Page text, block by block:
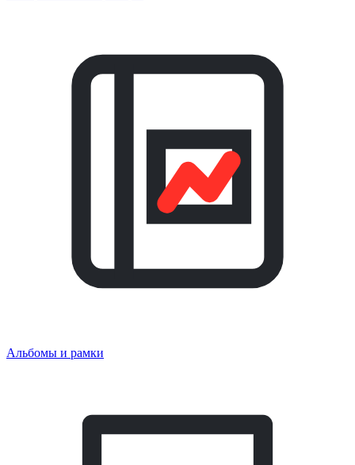
Альбомы и рамки